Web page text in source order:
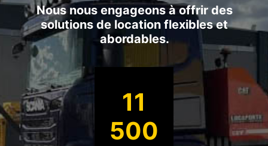
Nous nous engageons à offrir des
solutions de location flexibles et
abordables.
11
500